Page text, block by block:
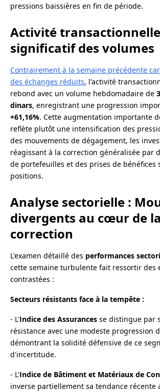
pressions baissières en fin de période.
Activité
significatif des volumes
Contrairement à la semaine précédente
des échanges réduits, l'activité
rebond avec un volume hebdomadaire de
dinars, enregistrant une progression
+61,16%. Cette augmentation importante
reflète plutôt une intensification des
des mouvements de dégagement, les
réagissant à la correction généralisée par
de portefeuilles et des prises de bénéfices
positions.
Analyse sectorielle :
divergents au cœur de la
correction
L'examen détaillé des performances
cette semaine turbulente fait ressortir des
contrastées :
Secteurs résistants face à la tempête :
- L'Indice des Assurances se distingue par
résistance avec une modeste progression
démontrant la solidité défensive de ce
d'incertitude.
- L'Indice de Bâtiment et Matériaux de
inverse partiellement sa tendance récente